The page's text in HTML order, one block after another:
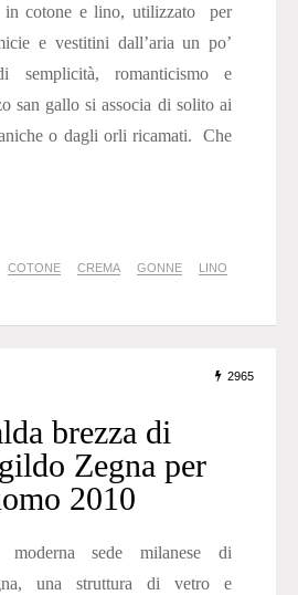
cotone e lino, utilizzato per
e vestitini dall’aria un po’
semplicità, romanticismo e
san gallo si associa di solito ai
o dagli orli ricamati. Che
COTONE CREMA GONNE
LINO
2965
brezza di
Zegna per
2010
moderna sede milanese di
una struttura di vetro e